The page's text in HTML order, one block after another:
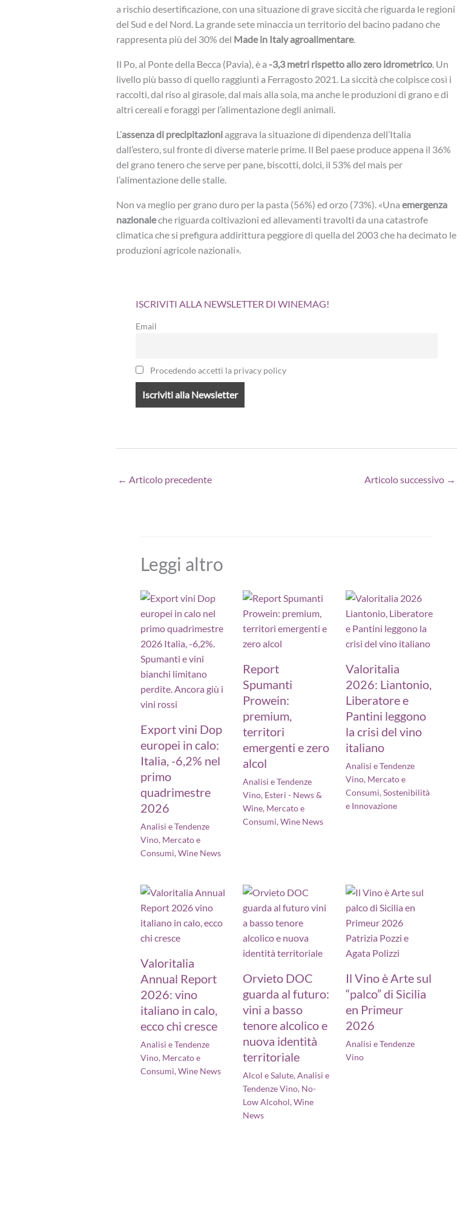
a rischio desertificazione, con una situazione di grave siccità che riguarda le regioni
del Sud e del Nord. La grande sete minaccia un territorio del bacino padano che
rappresenta più del 30% del Made in Italy agroalimentare.
Il Po, al Ponte della Becca (Pavia), è a -3,3 metri rispetto allo zero idrometrico. Un
livello più basso di quello raggiunti a Ferragosto 2021. La siccità che colpisce così i
raccolti, dal riso al girasole, dal mais alla soia, ma anche le produzioni di grano e di
altri cereali e foraggi per l’alimentazione degli animali.
L’assenza di precipitazioniaggrava la situazione di dipendenza dell’Italia
dall’estero, sul fronte di diverse materie prime. Il Bel paese produce appena il 36%
del grano tenero che serve per pane, biscotti, dolci, il 53% del mais per
l’alimentazione delle stalle.
Non va meglio per grano duro per la pasta (56%) ed orzo (73%). «Una emergenza
nazionaleche riguarda coltivazioni ed allevamenti travolti da una catastrofe
climatica che si prefigura addirittura peggiore di quella del 2003 che ha decimato le
produzioni agricole nazionali».
ISCRIVITI ALLA NEWSLETTER DI WINEMAG!
Email
Procedendo accetti la privacy policy
← Articolo precedente Articolo successivo →
Leggi altro
Export vini Dop
europei in calo:
Italia, -6,2% nel
primo
quadrimestre
2026
Analisi e Tendenze
Vino, Mercato e
Consumi,Wine News
Report
Spumanti
Prowein:
premium,
territori
emergenti e zero
alcol
Analisi e Tendenze
Vino, Esteri - News &
Wine, Mercato e
Consumi,Wine News
Valoritalia
2026: Liantonio,
Liberatore e
Pantini leggono
la crisi del vino
italiano
Analisi e Tendenze
Vino, Mercato e
Consumi,Sostenibilità
e Innovazione
Valoritalia
Annual Report
2026: vino
italiano in calo,
ecco chi cresce
Analisi e Tendenze
Vino, Mercato e
Consumi,Wine News
Orvieto DOC
guarda al futuro:
vini a basso
tenore alcolico e
nuova identità
territoriale
Alcol e Salute,Analisi e
Tendenze Vino, No-
Low Alcohol,Wine
News
Il Vino è Arte sul
“palco” di Sicilia
en Primeur
2026
Analisi e Tendenze
Vino